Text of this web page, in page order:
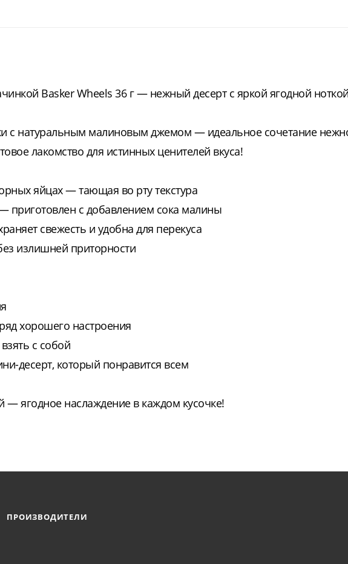
Basker Wheels 36 г — нежный десерт с яркой ягодной
с натуральным малиновым джемом — идеальное сочетание
лакомство для истинных ценителей вкуса!
яйцах — тающая во рту текстура
с добавлением сока малины
свежесть и удобна для перекуса
излишней приторности
хорошего настроения
с собой
десерт, который понравится всем
— ягодное наслаждение в каждом кусочке!
ПРОИЗВОДИТЕЛИ